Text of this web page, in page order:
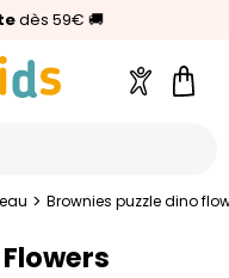
dès 59€ 🚚
:Annikids N°1
clients)
Compte
> Brownies puzzle dino